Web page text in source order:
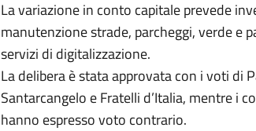
La variazione in conto capitale prevede
manutenzione strade, parcheggi, verde e
servizi di digitalizzazione.
La delibera è stata approvata con i voti di
Santarcangelo e Fratelli d’Italia, mentre i
hanno espresso voto contrario.